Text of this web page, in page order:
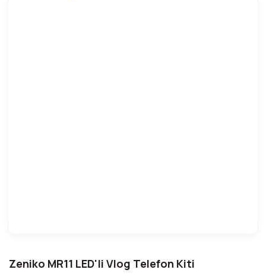
Zeniko MR11 LED'li Vlog Telefon Kiti